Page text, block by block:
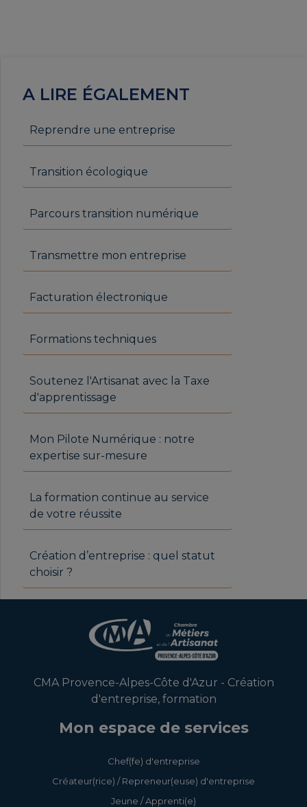
A LIRE ÉGALEMENT
Reprendre une entreprise
Transition écologique
Parcours transition numérique
Transmettre mon entreprise
Facturation électronique
Formations techniques
Soutenez l'Artisanat avec la Taxe
d'apprentissage
Mon Pilote Numérique : notre
expertise sur-mesure
La formation continue au service
de votre réussite
Création d’entreprise : quel statut
choisir ?
CMA Provence-Alpes-Côte d'Azur - Création
d'entreprise, formation
Mon espace de services
Chef(fe) d'entreprise
Créateur(rice) / Repreneur(euse) d'entreprise
Jeune / Apprenti(e)